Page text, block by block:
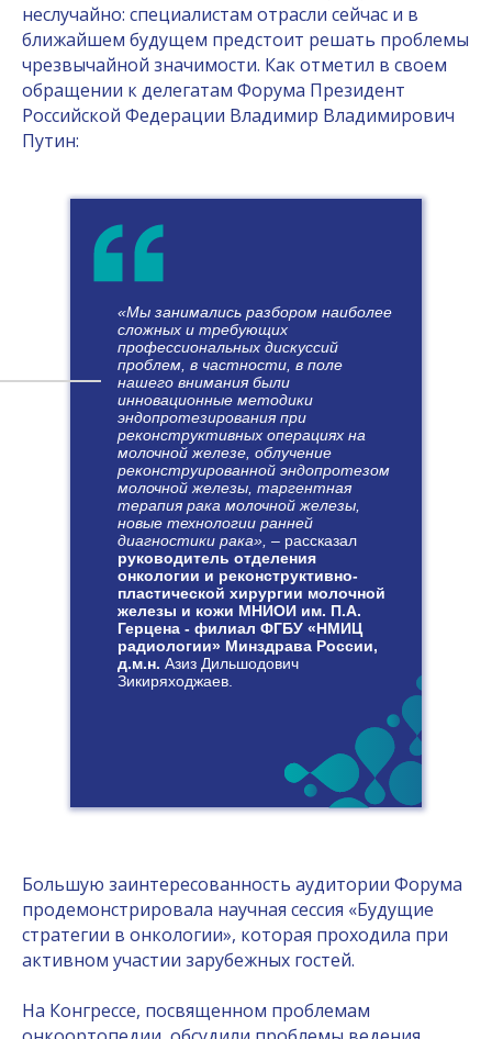
ОЛЕГ ВАЛЕНТИНОВИЧ
ПИКИН
Конгресс будет посвящен
злокачественным опухолям желудка,
пищевода, легкого и средостения.
Основное внимание планируем уделить
малоинвазивной хирургии, современному
направлению в хирургии злокачественных
новообразований.
Этот подход появился в
торакоабдоминальной онкохирургии
позже, чем в других направлениях
хирургии, поэтому тема требует
повышенного внимания и обсуждения в
анализа информации и предоставления
рассмотрены чисто практические
вопросы, касающиеся тактики лечения
разных категорий пациентов».
Участники рассмотрят вопросы
настоящее время одно из самых активно
развивающихся направлений. Также в
проблемы альтернативных методов
неслучайно: специалистам отрасли сейчас и в
ближайшем будущем предстоит решать проблемы
чрезвычайной значимости. Как отметил в своем
обращении к делегатам Форума Президент
Российской Федерации Владимир Владимирович
Путин:
«Мы занимались разбором наиболее
сложных и требующих
профессиональных дискуссий
проблем, в частности, в поле
нашего внимания были
инновационные методики
эндопротезирования при
реконструктивных операциях на
молочной железе, облучение
реконструированной эндопротезом
молочной железы, таргентная
терапия рака молочной железы,
новые технологии ранней
диагностики рака», – рассказал
руководитель отделения
онкологии и реконструктивно-
пластической хирургии молочной
железы и кожи МНИОИ им. П.А.
Герцена - филиал ФГБУ «НМИЦ
радиологии» Минздрава России,
д.м.н. Азиз Дильшодович
Зикиряходжаев.
Большую заинтересованность аудитории Форума
продемонстрировала научная сессия «Будущие
стратегии в онкологии», которая проходила при
активном участии зарубежных гостей.
На Конгрессе, посвященном проблемам